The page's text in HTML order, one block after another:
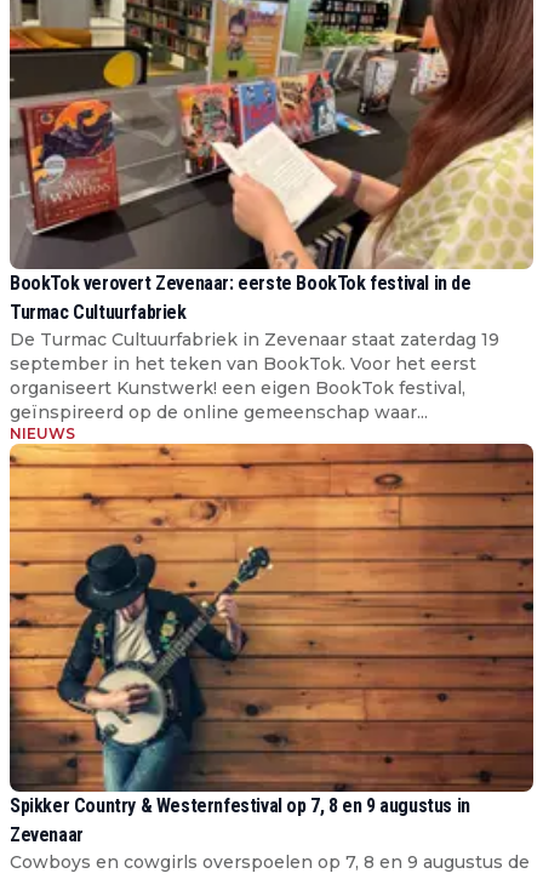
BookTok verovert Zevenaar: eerste BookTok festival in de
Turmac Cultuurfabriek
De Turmac Cultuurfabriek in Zevenaar staat zaterdag 19
september in het teken van BookTok. Voor het eerst
organiseert Kunstwerk! een eigen BookTok festival,
geïnspireerd op de online gemeenschap waar...
NIEUWS
Spikker Country & Westernfestival op 7, 8 en 9 augustus in
Zevenaar
Cowboys en cowgirls overspoelen op 7, 8 en 9 augustus de